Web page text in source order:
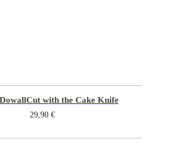
Cut with the Cake Knife
29,90 €